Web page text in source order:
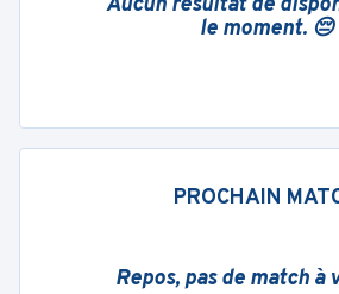
le moment. 😔
PROCHAIN
Repos, pas de match à